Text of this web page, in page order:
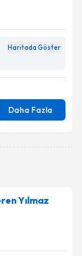
Haritada Göster
Daha Fazla
Yılmaz